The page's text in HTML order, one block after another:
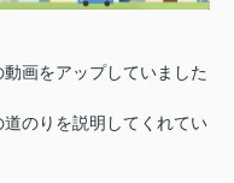
画をアップしていました
のりを説明してくれてい